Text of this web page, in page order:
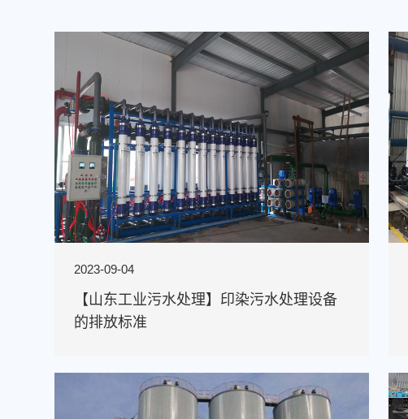
2023-09-04
【山东工业污水处理】印染污水处理设备
的排放标准